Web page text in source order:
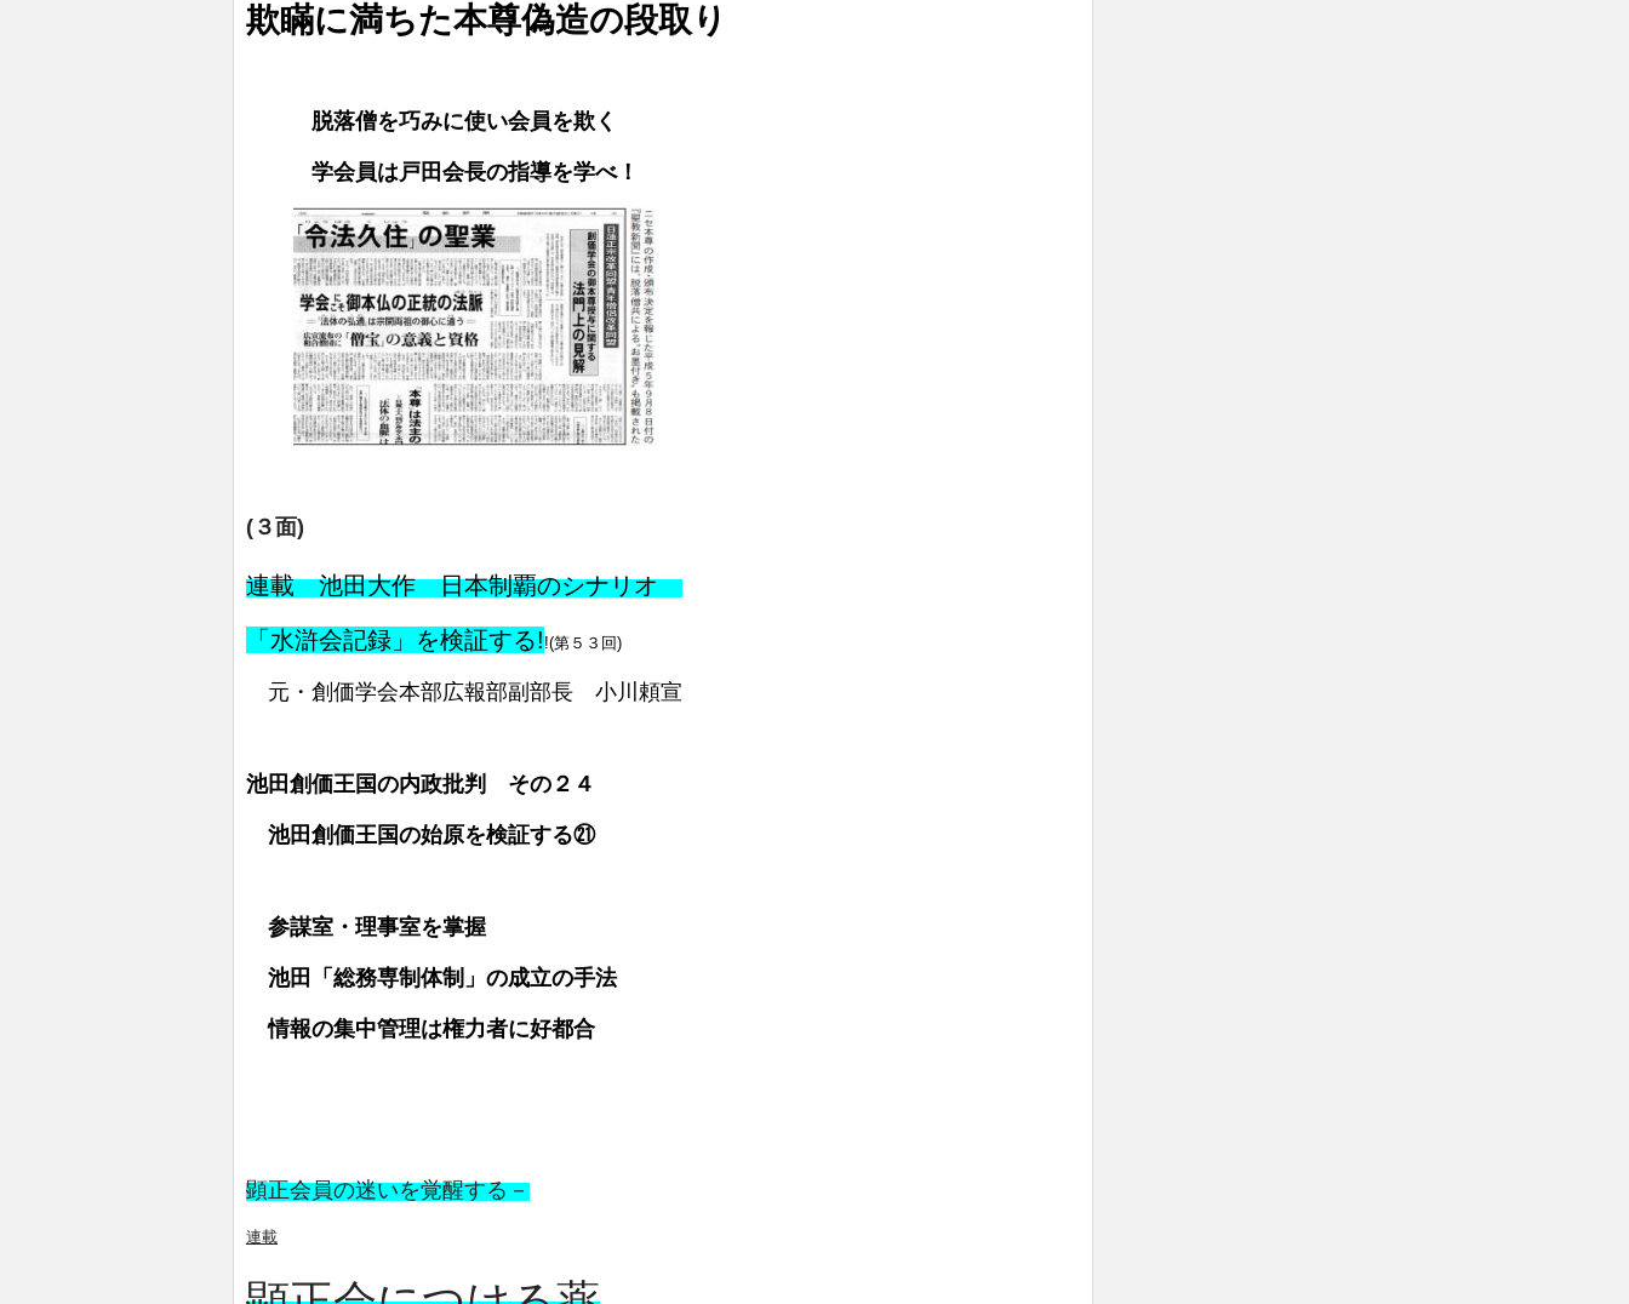
欺瞞に満ちた本尊偽造の段取り
脱落僧を巧みに使い会員を欺く
学会員は戸田会長の指導を学べ！
(３面)
連載 池田大作 日本制覇のシナリオ
「水滸会記録」を検証する! !(第５３回)
元・創価学会本部広報部副部長 小川頼宣
池田創価王国の内政批判 その２４
池田創価王国の始原を検証する㉑
参謀室・理事室を掌握
池田「総務専制体制」の成立の手法
情報の集中管理は権力者に好都合
顕正会員の迷いを覚醒する－
連載